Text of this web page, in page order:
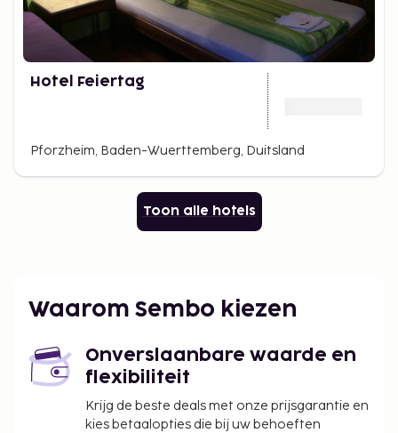
Hotel Feiertag
Pforzheim, Baden-Wuerttemberg, Duitsland
Toon alle hotels
Waarom Sembo kiezen
Onverslaanbare waarde en
flexibiliteit
Krijg de beste deals met onze prijsgarantie en
kies betaalopties die bij uw behoeften